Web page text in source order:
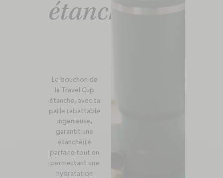
étanche
Le bouchon de
la Travel Cup
étanche, avec sa
paille rabattable
ingénieuse,
garantit une
étanchéité
parfaite tout en
permettant une
hydratation